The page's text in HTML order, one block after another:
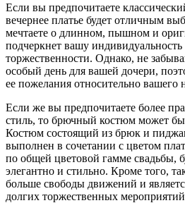
Если вы предпочитаете
вечернее платье будет отличным
мечтаете о длинном, пышном и
подчеркнет вашу
торжественности. Однако, не
особый день для вашей дочери,
ее пожелания относительно вашего
Если же вы предпочитаете более
стиль, то брючный костюм может
Костюм состоящий из брюк и
выполнен в сочетании с цветом
по общей цветовой гамме свадьбы,
элегантно и стильно. Кроме того,
больше свободы движений и
долгих торжественных